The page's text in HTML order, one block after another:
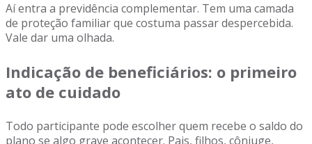
Aí entra a previdência complementar. Tem uma camada
de proteção familiar que costuma passar despercebida.
Vale dar uma olhada.
Indicação de beneficiários: o primeiro
ato de cuidado
Todo participante pode escolher quem recebe o saldo do
plano se algo grave acontecer. Pais, filhos, cônjuge,